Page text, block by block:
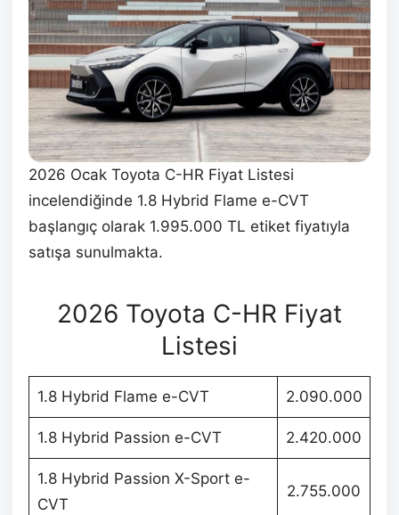
2026 Ocak Toyota C-HR Fiyat Listesi
incelendiğinde 1.8 Hybrid Flame e-CVT
başlangıç olarak 1.995.000 TL etiket fiyatıyla
satışa sunulmakta.
2026 Toyota C-HR Fiyat
Listesi
1.8 Hybrid Flame e-CVT 2.090.000
1.8 Hybrid Passion e-CVT 2.420.000
1.8 Hybrid Passion X-Sport e-
CVT
2.755.000